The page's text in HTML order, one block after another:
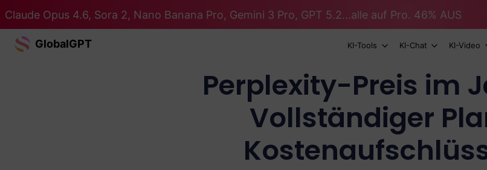
Claude Opus 4.6, Sora 2, Nano Banana Pro, Gemini 3 Pro, GPT 5.2...alle auf Pro. 46% AUS
GlobalGPT KI-Tools KI-Chat KI-Video
Perplexity-Preis im
Vollständiger